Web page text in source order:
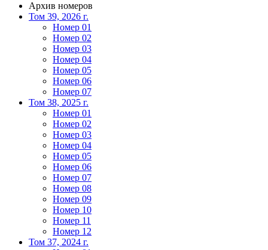
Архив номеров
Том 39, 2026 г.
Номер 01
Номер 02
Номер 03
Номер 04
Номер 05
Номер 06
Номер 07
Том 38, 2025 г.
Номер 01
Номер 02
Номер 03
Номер 04
Номер 05
Номер 06
Номер 07
Номер 08
Номер 09
Номер 10
Номер 11
Номер 12
Том 37, 2024 г.